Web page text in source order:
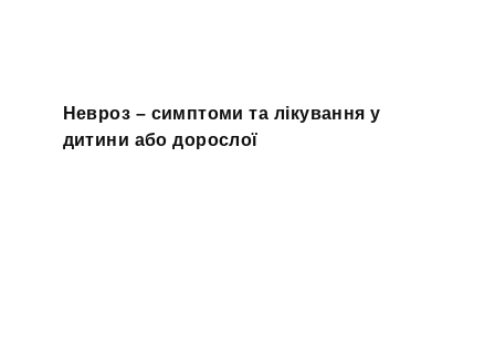
Невроз – симптоми та лікування у
дитини або дорослої